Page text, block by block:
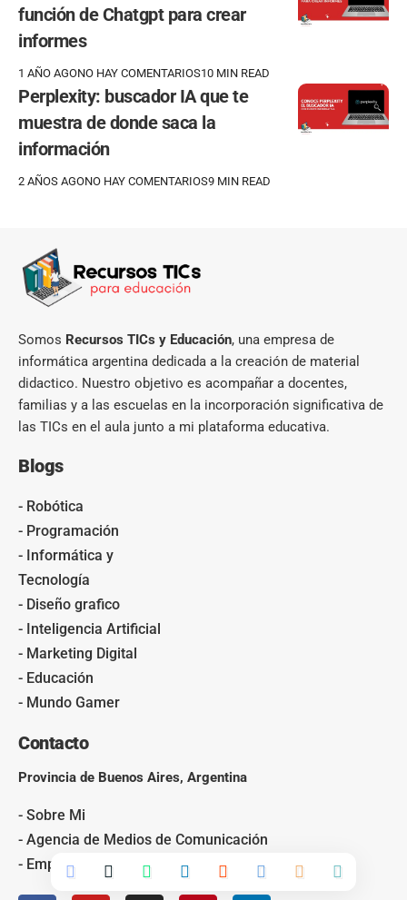
función de Chatgpt para crear
informes
1 AÑO AGONO HAY COMENTARIOS10 MIN READ
Perplexity: buscador IA que te
muestra de donde saca la
información
2 AÑOS AGONO HAY COMENTARIOS9 MIN READ
Somos Recursos TICs y Educación, una empresa de
informática argentina dedicada a la creación de material
didactico. Nuestro objetivo es acompañar a docentes,
familias y a las escuelas en la incorporación significativa de
las TICs en el aula junto a mi plataforma educativa.
Blogs
- Robótica
- Programación
- Informática y
Tecnología
- Diseño grafico
- Inteligencia Artificial
- Marketing Digital
- Educación
- Mundo Gamer
Contacto
Provincia de Buenos Aires, Argentina
- Sobre Mi
- Agencia de Medios de Comunicación
- Empresa de Construcción y Reformas